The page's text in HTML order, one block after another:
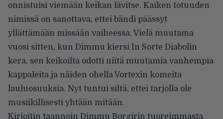
onnistuisi viemään keikan lävitse. Kaiken totuuden
nimissä on sanottava, ettei bändi päässyt
yllättämään missään vaiheessa. Vielä muutama
vuosi sitten, kun Dimmu kiersi In Sorte Diabolin
kera, sen keikoilta odotti niitä muutamia vanhempia
kappaleita ja näiden ohella Vortexin komeita
lauluosuuksia. Nyt tuntui siltä, ettei tarjolla ole
musiikillisesti yhtään mitään.
Kirjoitin taannoin Dimmu Borgirin tuoreimmasta